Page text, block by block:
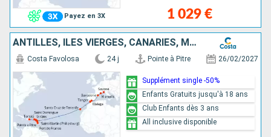
Payez en 3X 1 029 €
ANTILLES, ILES VIERGES, CANARIES, MAROC, ESPAGNE, FRANCE, ITALIE
Costa Favolosa 24 j Pointe à Pitre 26/02/2027
Supplément single -50%
Enfants Gratuits jusqu'à 18 ans
Club Enfants dès 3 ans
All inclusive disponible